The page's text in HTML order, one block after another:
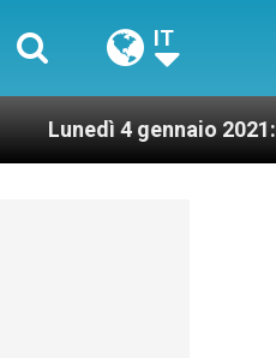
IT
4 gennaio 2021: